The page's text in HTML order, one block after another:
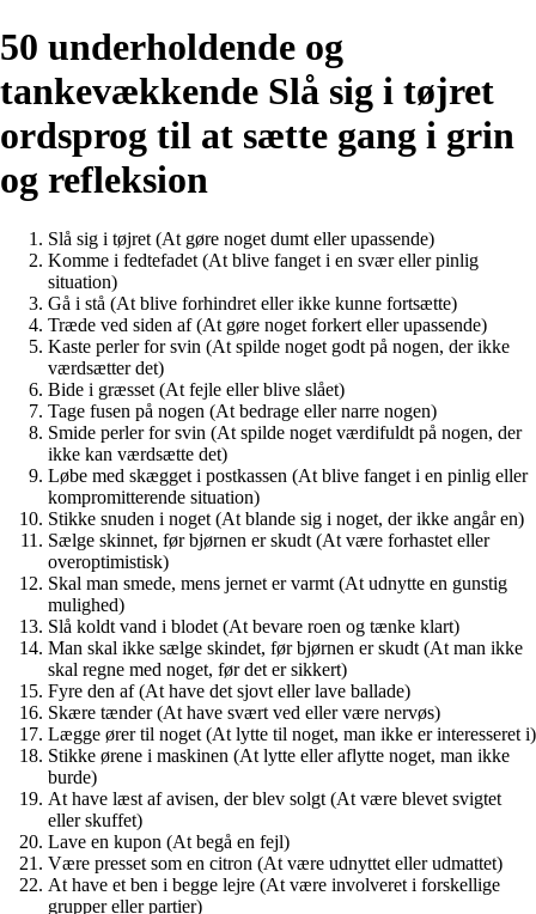
50 underholdende og
tankevækkende Slå sig i tøjret
ordsprog til at sætte gang i grin
og refleksion
Slå sig i tøjret (At gøre noget dumt eller upassende)
Komme i fedtefadet (At blive fanget i en svær eller pinlig
situation)
Gå i stå (At blive forhindret eller ikke kunne fortsætte)
Træde ved siden af (At gøre noget forkert eller upassende)
Kaste perler for svin (At spilde noget godt på nogen, der ikke
værdsætter det)
Bide i græsset (At fejle eller blive slået)
Tage fusen på nogen (At bedrage eller narre nogen)
Smide perler for svin (At spilde noget værdifuldt på nogen, der
ikke kan værdsætte det)
Løbe med skægget i postkassen (At blive fanget i en pinlig eller
kompromitterende situation)
Stikke snuden i noget (At blande sig i noget, der ikke angår en)
Sælge skinnet, før bjørnen er skudt (At være forhastet eller
overoptimistisk)
Skal man smede, mens jernet er varmt (At udnytte en gunstig
mulighed)
Slå koldt vand i blodet (At bevare roen og tænke klart)
Man skal ikke sælge skindet, før bjørnen er skudt (At man ikke
skal regne med noget, før det er sikkert)
Fyre den af (At have det sjovt eller lave ballade)
Skære tænder (At have svært ved eller være nervøs)
Lægge ører til noget (At lytte til noget, man ikke er interesseret i)
Stikke ørene i maskinen (At lytte eller aflytte noget, man ikke
burde)
At have læst af avisen, der blev solgt (At være blevet svigtet
eller skuffet)
Lave en kupon (At begå en fejl)
Være presset som en citron (At være udnyttet eller udmattet)
At have et ben i begge lejre (At være involveret i forskellige
grupper eller partier)